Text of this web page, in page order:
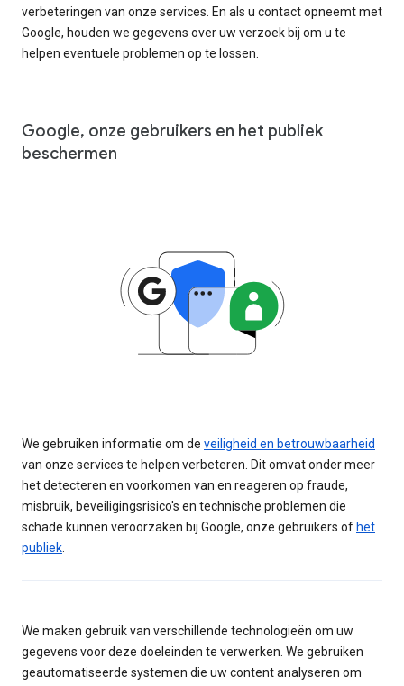
verbeteringen van onze services. En als u contact opneemt met
Google, houden we gegevens over uw verzoek bij om u te
helpen eventuele problemen op te lossen.
Google, onze gebruikers en het publiek
beschermen
We gebruiken informatie om de veiligheid en betrouwbaarheid
van onze services te helpen verbeteren. Dit omvat onder meer
het detecteren en voorkomen van en reageren op fraude,
misbruik, beveiligingsrisico's en technische problemen die
schade kunnen veroorzaken bij Google, onze gebruikers of het
publiek
We maken gebruik van verschillende technologieën om uw
gegevens voor deze doeleinden te verwerken. We gebruiken
geautomatiseerde systemen die uw content analyseren om